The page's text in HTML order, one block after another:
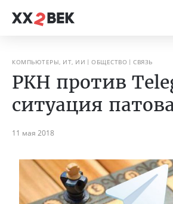
КОМПЬЮТЕРЫ, ИТ, ИИ ОБЩЕСТВО СВЯЗЬ
РКН против
ситуация
11 мая 2018